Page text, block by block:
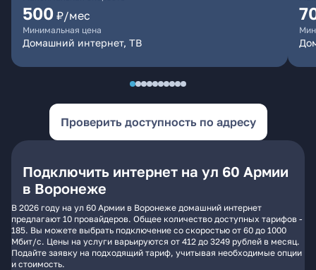
500 ₽/мес
Минимальная цена
Домашний интернет, ТВ
Проверить доступность по адресу
Подключить интернет на ул 60 Армии
в Воронеже
В 2026 году на ул 60 Армии в Воронеже домашний интернет
предлагают 10 провайдеров. Общее количество доступных тарифов -
185. Вы можете выбрать подключение со скоростью от 60 до 1000
Мбит/с. Цены на услуги варьируются от 412 до 3249 рублей в месяц.
Подайте заявку на подходящий тариф, учитывая необходимые опции
и стоимость.